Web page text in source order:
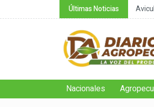
Últimas Noticias
de la negación cli...
Nacionales